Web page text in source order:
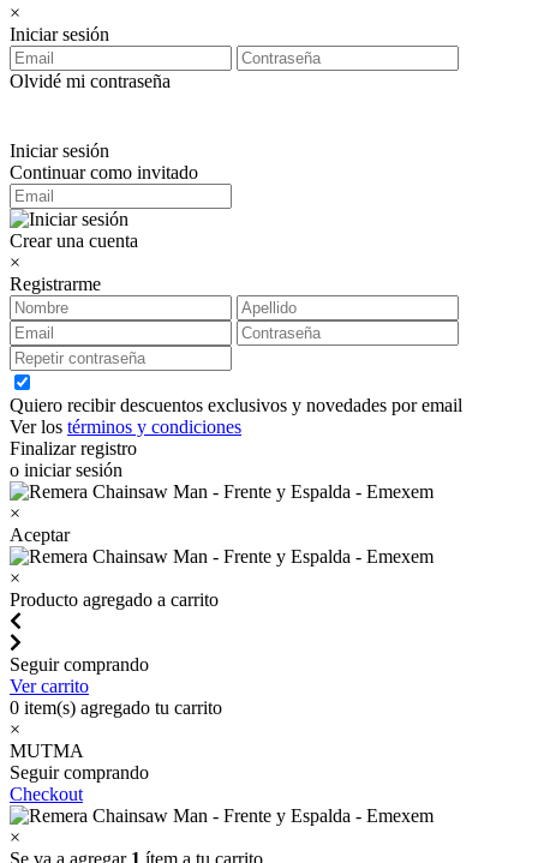
×
Iniciar sesión
Olvidé mi contraseña
Iniciar sesión
Continuar como invitado
Crear una cuenta
×
Registrarme
Quiero recibir descuentos exclusivos y novedades por email
Ver los términos y condiciones
Finalizar registro
o iniciar sesión
×
Aceptar
×
Producto agregado a carrito
Seguir comprando
Ver carrito
0 item(s) agregado tu carrito
×
MUTMA
Seguir comprando
Checkout
×
Se va a agregar 1 ítem a tu carrito